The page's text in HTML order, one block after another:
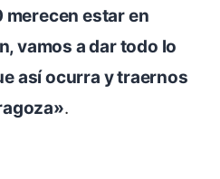
merecen estar en
vamos a dar todo lo
así ocurra y traernos
.